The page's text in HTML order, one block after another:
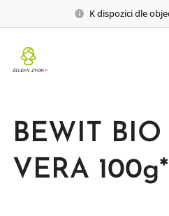
K dispozici dle
BEWIT
VERA